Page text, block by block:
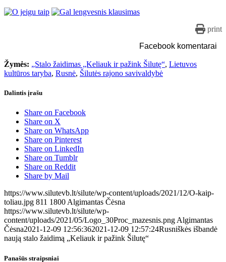
print
Facebook komentarai
Žymės: „Stalo žaidimas „Keliauk ir pažink Šilutę“, Lietuvos
kultūros taryba, Rusnė, Šilutės rajono savivaldybė
Dalintis įrašu
Share on Facebook
Share on X
Share on WhatsApp
Share on Pinterest
Share on LinkedIn
Share on Tumblr
Share on Reddit
Share by Mail
https://www.silutevb.lt/silute/wp-content/uploads/2021/12/O-kaip-
toliau.jpg 811 1800Algimantas Čėsna
https://www.silutevb.lt/silute/wp-
content/uploads/2021/05/Logo_30Proc_mazesnis.pngAlgimantas
Čėsna2021-12-09 12:56:362021-12-09 12:57:24Rusniškės išbandė
naują stalo žaidimą „Keliauk ir pažink Šilutę“
Panašūs straipsniai